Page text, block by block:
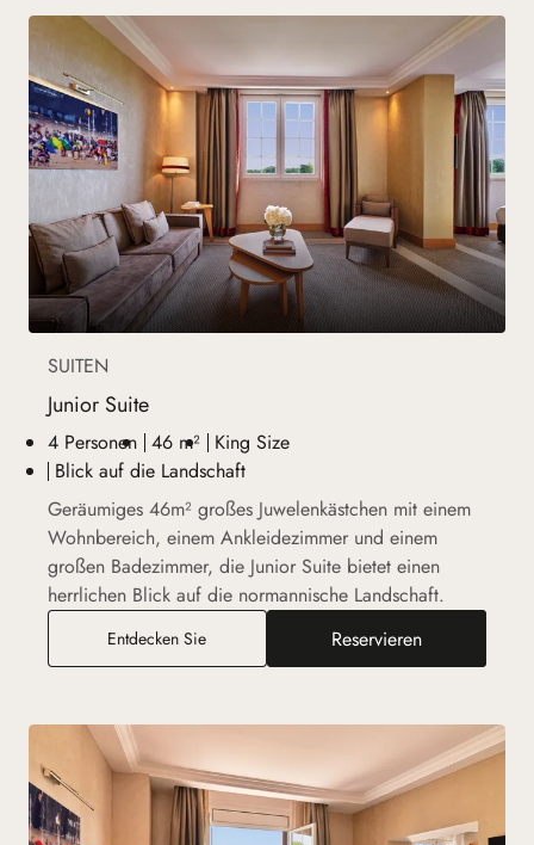
SUITEN
Junior Suite
4 Personen 46 m²
King Size
Blick auf die Landschaft
Geräumiges 46m² großes Juwelenkästchen mit einem
Wohnbereich, einem Ankleidezimmer und einem
großen Badezimmer, die Junior Suite bietet einen
herrlichen Blick auf die normannische Landschaft.
Entdecken SieJunior Suite Reservieren